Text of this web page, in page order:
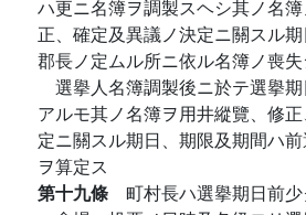
ハ更ニ名簿ヲ調製スヘシ其ノ名
正、確定及異議ノ決定ニ關スル
郡長ノ定ムル所ニ依ル名簿ノ喪
選擧人名簿調製後ニ於テ選擧
アルモ其ノ名簿ヲ用井縱覽、修
定ニ關スル期日、期限及期間ハ
ヲ算定ス
第十九條 町村長ハ選擧期日前